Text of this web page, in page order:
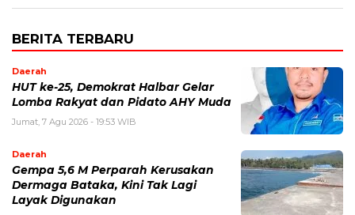
BERITA TERBARU
Daerah
HUT ke-25, Demokrat Halbar Gelar
Lomba Rakyat dan Pidato AHY Muda
Jumat, 7 Agu 2026 - 19:53 WIB
Daerah
Gempa 5,6 M Perparah Kerusakan
Dermaga Bataka, Kini Tak Lagi
Layak Digunakan